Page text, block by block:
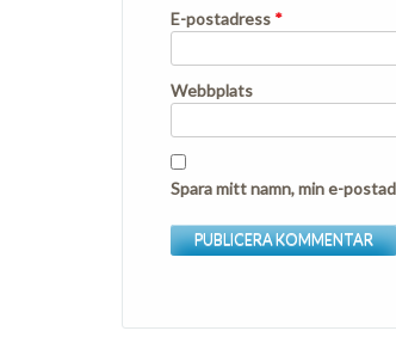
E-postadress *
Webbplats
Spara mitt namn, min e-